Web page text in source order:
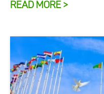
READ MORE >